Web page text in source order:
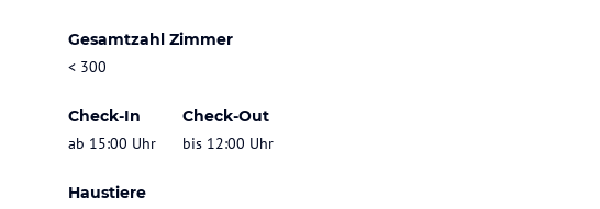
Gesamtzahl Zimmer
< 300
Check-In
ab 15:00 Uhr
Check-Out
bis 12:00 Uhr
Haustiere